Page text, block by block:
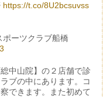
https://t.co/8U2bcsuvss
ーツクラブ船橋
中山院】の２店舗で診
ブの中にあります。コ
できます。また初めて